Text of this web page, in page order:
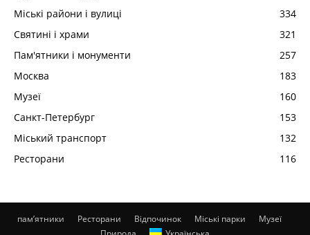
Міські райони і вулиці
334
Святині і храми
321
Пам'ятники і монументи
257
Москва
183
Музеї
160
Санкт-Петербург
153
Міський транспорт
132
Ресторани
116
пам’ятники Ресторани Відпочинок Міські парки
Музеї